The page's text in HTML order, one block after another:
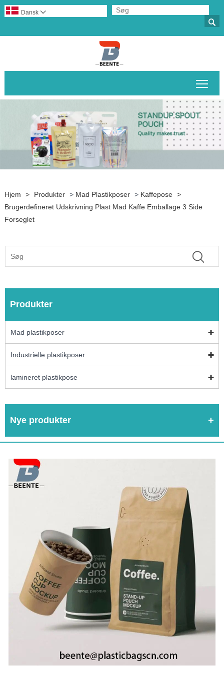

Dansk 
Hjem > Produkter > Mad Plastikposer > Kaffepose >
Brugerdefineret Udskrivning Plast Mad Kaffe Emballage 3 Side
Forseglet
Produkter
Mad plastikposer
Industrielle plastikposer
lamineret plastikpose
Nye produkter